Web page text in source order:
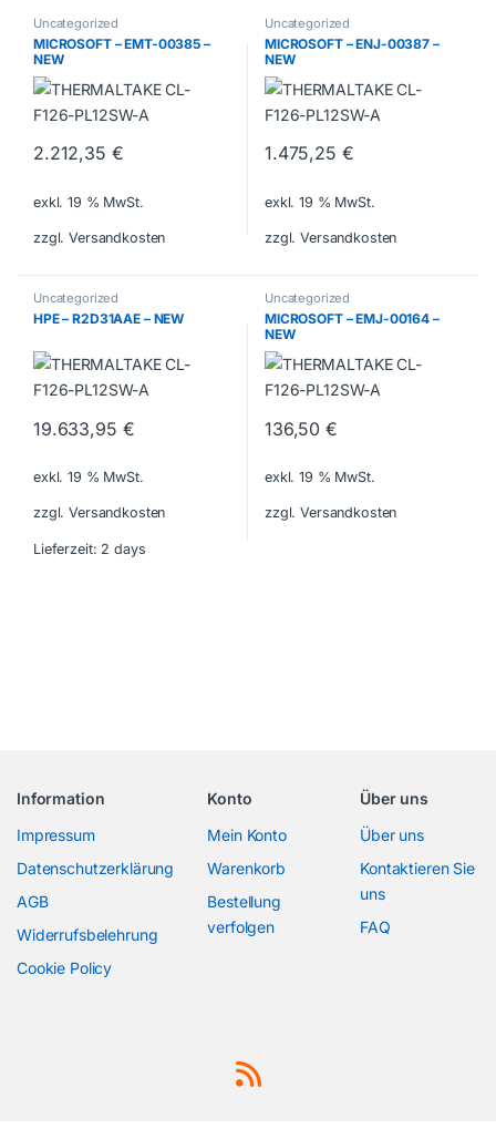
Uncategorized
MICROSOFT – EMT-00385 –
NEW
2.212,35 €
exkl. 19 % MwSt.
zzgl. Versandkosten
Uncategorized
MICROSOFT – ENJ-00387 –
NEW
1.475,25 €
exkl. 19 % MwSt.
zzgl. Versandkosten
Uncategorized
HPE – R2D31AAE – NEW
19.633,95 €
exkl. 19 % MwSt.
zzgl. Versandkosten
Lieferzeit: 2 days
Uncategorized
MICROSOFT – EMJ-00164 –
NEW
136,50€
exkl. 19 % MwSt.
zzgl. Versandkosten
Information
Impressum
Datenschutzerklärung
AGB
Widerrufsbelehrung
Cookie Policy
Konto
Mein Konto
Warenkorb
Bestellung
verfolgen
Über uns
Über uns
Kontaktieren Sie
uns
FAQ